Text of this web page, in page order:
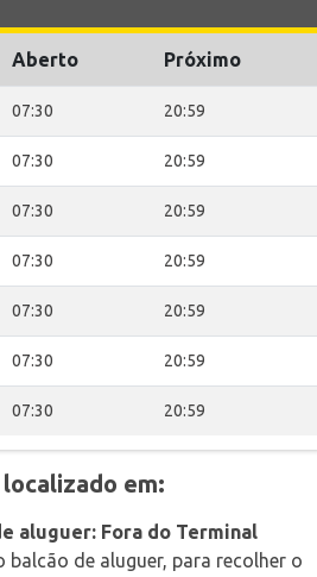
Aberto Próximo
07:30 20:59
07:30 20:59
07:30 20:59
07:30 20:59
07:30 20:59
07:30 20:59
07:30 20:59
em:
aluguer: Fora do Terminal
balcão de aluguer, para recolher o